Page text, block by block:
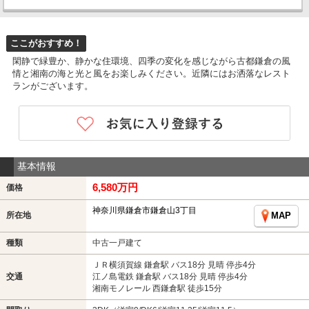
ここがおすすめ！
閑静で緑豊か、静かな住環境、四季の変化を感じながら古都鎌倉の風
情と湘南の海と光と風をお楽しみください。近隣にはお洒落なレスト
ランがございます。
基本情報
価格 6,580万円
所在地 神奈川県鎌倉市鎌倉山3丁目
MAP
種類 中古一戸建て
交通
ＪＲ横須賀線 鎌倉駅 バス18分 見晴 停歩4分
江ノ島電鉄 鎌倉駅 バス18分 見晴 停歩4分
湘南モノレール 西鎌倉駅 徒歩15分